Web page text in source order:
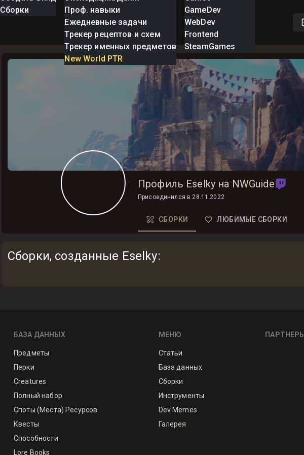
Сборки
Проф. навыки
Ежедневные задачи
Трекер рецептов и схем
Трекер именных предметов
New World PTR
GameDev
WebDev
Frontend
SteamGames
Профиль Eselky на NWGuide
Присоединился в 28.11.2022
СБОРКИ ЛЮБИМЫЕ СБОРКИ
Сборки, созданные Eselky:
БАЗА ДАННЫХ
Предметы
Перки
Creatures
Полный набор
Споты (Места) Ресурсов
Квесты
Способности
Lore Books
МЕНЮ
Статьи
База данных
Сборки
Инструменты
Dev Memes
Галерея
ПАРТНЕРЫ